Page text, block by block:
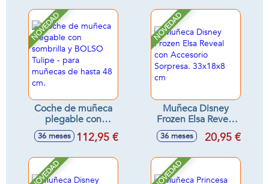
55 cm.
NOVEDAD
Coche de muñeca
plegable con
sombrilla y BOLSO
Tulipe - para
48 cm.
36 meses 112,95 €
NOVEDAD
Muñeca Disney
Frozen Elsa Reveal
con Accesorio
Sorpresa. 33x18x8
36 meses 20,95 €
NOVEDAD NOVEDAD